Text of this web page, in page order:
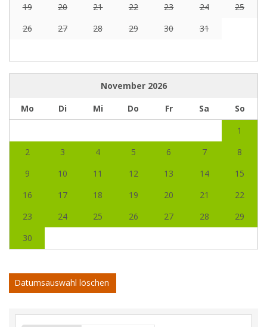
19
20 21 22 23 24
25
26
27 28 29 30 31
November 2026
Mo
Di Mi Do Fr Sa
So
1
2
3 4 5 6 7
8
9
10 11 12 13 14
15
16
17 18 19 20 21
22
23
24 25 26 27 28
29
30
Datumsauswahl löschen